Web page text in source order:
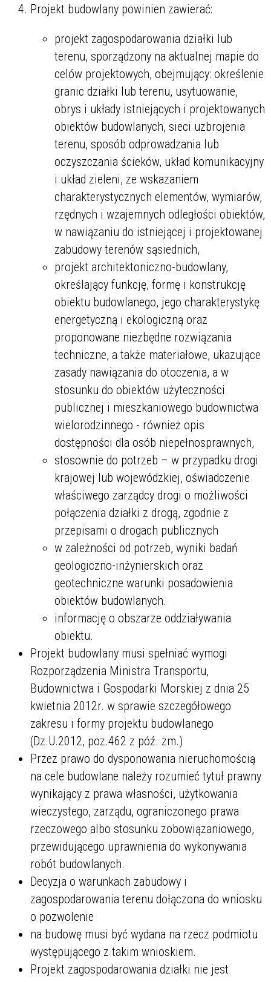
Projekt budowlany powinien zawierać:
projekt zagospodarowania działki lub
terenu, sporządzony na aktualnej mapie do
celów projektowych, obejmujący: określenie
granic działki lub terenu, usytuowanie,
obrys i układy istniejących i projektowanych
obiektów budowlanych, sieci uzbrojenia
terenu, sposób odprowadzania lub
oczyszczania ścieków, układ komunikacyjny
i układ zieleni, ze wskazaniem
charakterystycznych elementów, wymiarów,
rzędnych i wzajemnych odległości obiektów,
w nawiązaniu do istniejącej i projektowanej
zabudowy terenów sąsiednich,
projekt architektoniczno-budowlany,
określający funkcję, formę i konstrukcję
obiektu budowlanego, jego charakterystykę
energetyczną i ekologiczną oraz
proponowane niezbędne rozwiązania
techniczne, a także materiałowe, ukazujące
zasady nawiązania do otoczenia, a w
stosunku do obiektów użyteczności
publicznej i mieszkaniowego budownictwa
wielorodzinnego - również opis
dostępności dla osób niepełnosprawnych,
stosownie do potrzeb – w przypadku drogi
krajowej lub wojewódzkiej, oświadczenie
właściwego zarządcy drogi o możliwości
połączenia działki z drogą, zgodnie z
przepisami o drogach publicznych
w zależności od potrzeb, wyniki badań
geologiczno-inżynierskich oraz
geotechniczne warunki posadowienia
obiektów budowlanych.
informację o obszarze oddziaływania
obiektu.
Projekt budowlany musi spełniać wymogi
Rozporządzenia Ministra Transportu,
Budownictwa i Gospodarki Morskiej z dnia 25
kwietnia 2012r. w sprawie szczegółowego
zakresu i formy projektu budowlanego
(Dz.U.2012, poz.462 z póź. zm.)
Przez prawo do dysponowania nieruchomością
na cele budowlane należy rozumieć tytuł prawny
wynikający z prawa własności, użytkowania
wieczystego, zarządu, ograniczonego prawa
rzeczowego albo stosunku zobowiązaniowego,
przewidującego uprawnienia do wykonywania
robót budowlanych.
Decyzja o warunkach zabudowy i
zagospodarowania terenu dołączona do wniosku
o pozwolenie
na budowę musi być wydana na rzecz podmiotu
występującego z takim wnioskiem.
Projekt zagospodarowania działki nie jest